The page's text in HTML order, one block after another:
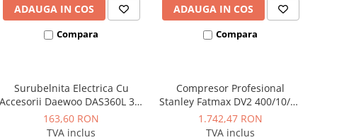
ADAUGA IN COS
Compara
ADAUGA IN COS
Compara
Surubelnita Electrica Cu
Accesorii Daewoo DAS360L 3.6
V
163,60 RON
TVA inclus
Compresor Profesional
Stanley Fatmax DV2 400/10/50
Orizontal 3CP 10 bar 356L/min
1.742,47 RON
TVA inclus